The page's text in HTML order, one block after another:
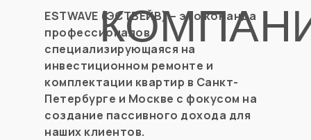
ESTWAVE (ЭСТВЕЙВ)— это команда
профессионалов,
специализирующаяся на
инвестиционном ремонте и
комплектации квартир в Санкт-
Петербурге и Москве с фокусом на
создание пассивного дохода для
наших клиентов.